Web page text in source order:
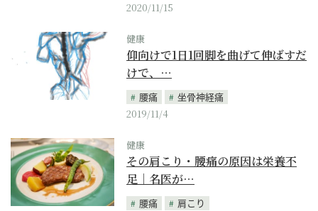
2020/11/15
健康
仰向けで1日1回脚を曲げて伸ばすだ
けで、…
腰痛
坐骨神経痛
2019/11/4
健康
その肩こり・腰痛の原因は栄養不
足｜名医が…
腰痛
肩こり